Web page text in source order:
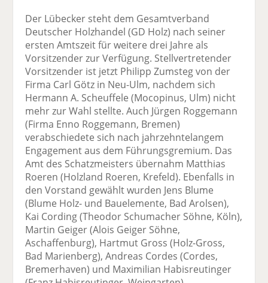
Der Lübecker steht dem Gesamtverband
Deutscher Holzhandel (GD Holz) nach seiner
ersten Amtszeit für weitere drei Jahre als
Vorsitzender zur Verfügung. Stellvertretender
Vorsitzender ist jetzt Philipp Zumsteg von der
Firma Carl Götz in Neu-Ulm, nachdem sich
Hermann A. Scheuffele (Mocopinus, Ulm) nicht
mehr zur Wahl stellte. Auch Jürgen Roggemann
(Firma Enno Roggemann, Bremen)
verabschiedete sich nach jahrzehntelangem
Engagement aus dem Führungsgremium. Das
Amt des Schatzmeisters übernahm Matthias
Roeren (Holzland Roeren, Krefeld). Ebenfalls in
den Vorstand gewählt wurden Jens Blume
(Blume Holz- und Bauelemente, Bad Arolsen),
Kai Cording (Theodor Schumacher Söhne, Köln),
Martin Geiger (Alois Geiger Söhne,
Aschaffenburg), Hartmut Gross (Holz-Gross,
Bad Marienberg), Andreas Cordes (Cordes,
Bremerhaven) und Maximilian Habisreutinger